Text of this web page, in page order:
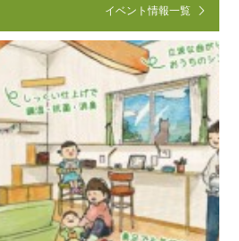
イベント情報一覧